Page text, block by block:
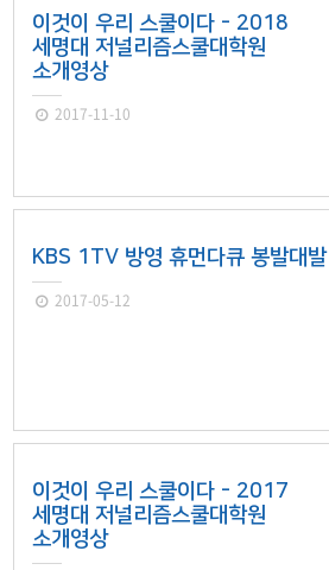
이것이 우리 스쿨이다 - 2018
세명대 저널리즘스쿨대학원
소개영상
2017-11-10
KBS 1TV 방영 휴먼다큐 봉발대발
2017-05-12
이것이 우리 스쿨이다 - 2017
세명대 저널리즘스쿨대학원
소개영상